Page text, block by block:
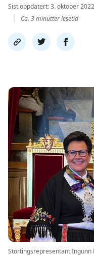
Sist oppdatert: 3. oktober 2022
Ca. 3 minutter lesetid
Del
link
Del
på
Del
på
Stortingsrepresentant Ingunn